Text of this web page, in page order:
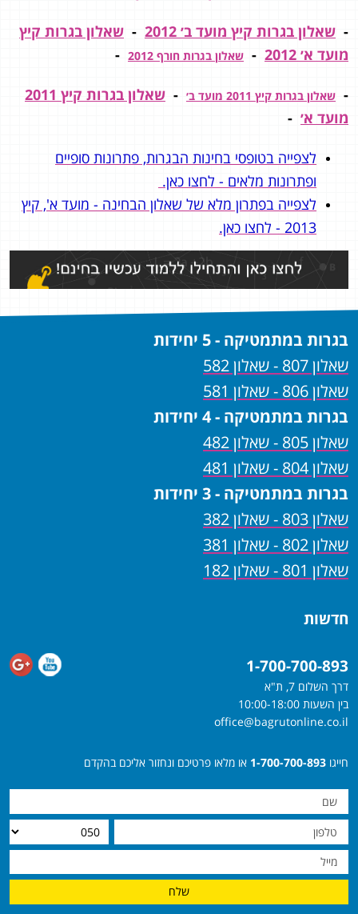
- שאלון בגרות קיץ מועד ב׳ 2012 - שאלון בגרות קיץ
מועד א׳ 2012
- שאלון בגרות חורף 2012 -
- שאלון בגרות קיץ 2011 מועד ב׳ -
שאלון בגרות קיץ 2011
מועד א׳ -
לצפייה בטופסי בחינות הבגרות, פתרונות סופיים
ופתרונות מלאים - לחצו כאן.
לצפייה בפתרון מלא של שאלון הבחינה - מועד א', קיץ
2013 - לחצו כאן.
בגרות במתמטיקה - 5 יחידות
שאלון 807 - שאלון 582
שאלון 806 - שאלון 581
בגרות במתמטיקה - 4 יחידות
שאלון 805 - שאלון 482
שאלון 804 - שאלון 481
בגרות במתמטיקה - 3 יחידות
שאלון 803 - שאלון 382
שאלון 802 - שאלון 381
שאלון 801 - שאלון 182
חדשות
1-700-700-893
דרך השלום 7, ת"א
בין השעות 10:00-18:00
office@bagrutonline.co.il
חייגו 1-700-700-893 או מלאו פרטיכם ונחזור אליכם בהקדם
שלח